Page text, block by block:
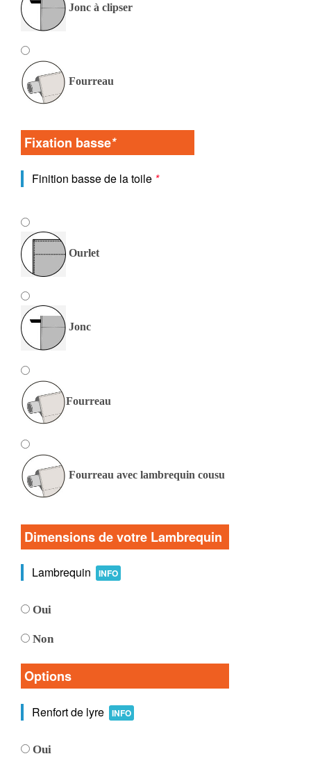
Jonc à clipser
Fourreau
Fixation basse*
Finition basse de la toile *
Ourlet
Jonc
Fourreau
Fourreau avec lambrequin cousu
Dimensions de votre Lambrequin
Lambrequin INFO
Oui
Non
Options
Renfort de lyre INFO
Oui